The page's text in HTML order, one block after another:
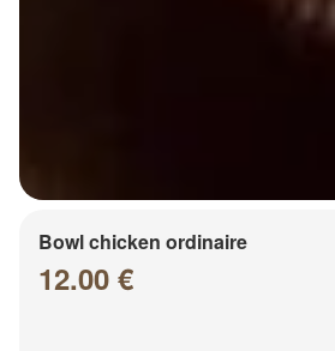
Bowl chicken ordinaire
12.00 €